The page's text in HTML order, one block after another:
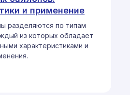
и применение
разделяются по типам
из которых обладает
характеристиками и